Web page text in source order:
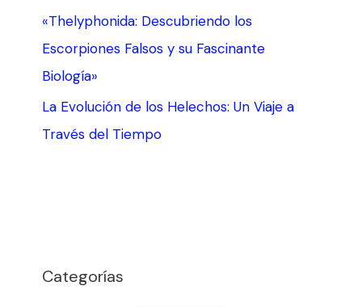
«Thelyphonida: Descubriendo los
Escorpiones Falsos y su Fascinante
Biología»
La Evolución de los Helechos: Un Viaje a
Través del Tiempo
Categorías